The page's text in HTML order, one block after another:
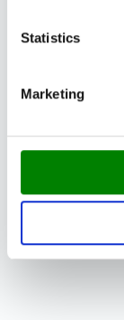
Statistics
Marketing